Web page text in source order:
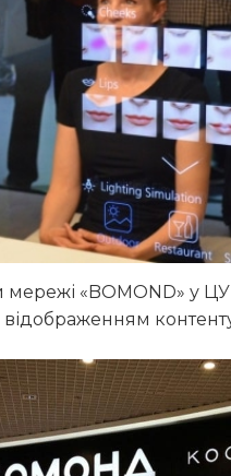
мережі «BOMOND» у
контенту